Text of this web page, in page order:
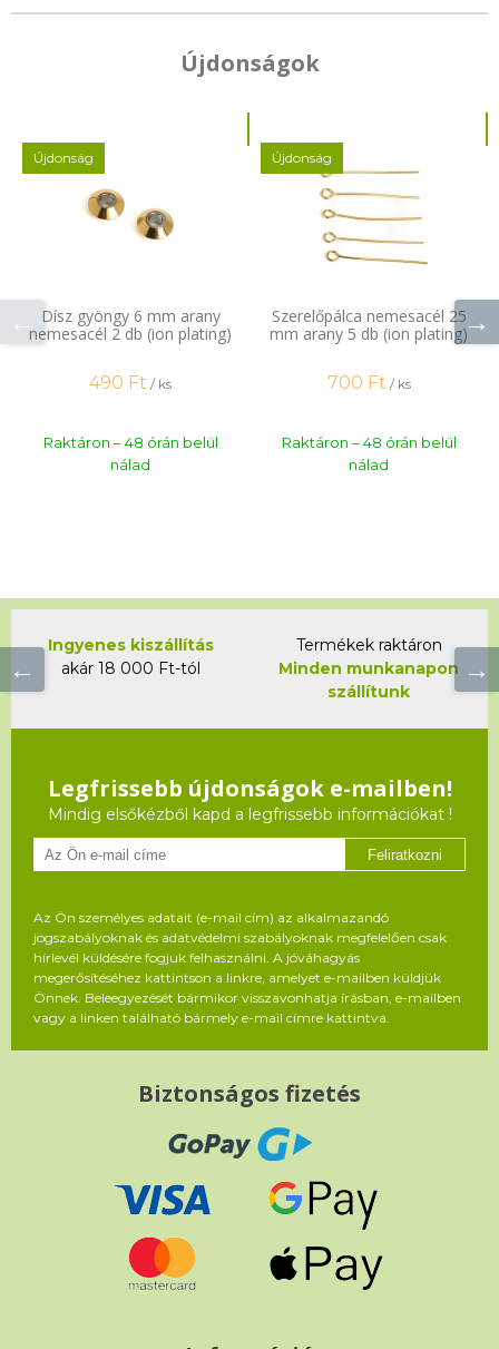
Újdonságok
Dísz gyöngy 6 mm arany
nemesacél 2 db (ion plating)
Újdonság
490 Ft / ks
Raktáron – 48 órán belül
nálad
Szerelőpálca nemesacél 25
mm arany 5 db (ion plating)
Újdonság
700 Ft / ks
Raktáron – 48 órán belül
nálad
Ingyenes kiszállítás
akár 18 000 Ft-tól
Termékek raktáron
Minden munkanapon
szállítunk
Legfrissebb újdonságok e-mailben!
Mindig elsőkézből kapd a legfrissebb információkat !
Feliratkozni
Az Ön személyes adatait (e-mail cím) az alkalmazandó
jogszabályoknak és adatvédelmi szabályoknak megfelelően csak
hírlevél küldésére fogjuk felhasználni. A jóváhagyás
megerősítéséhez kattintson a linkre, amelyet e-mailben küldjük
Önnek. Beleegyezését bármikor visszavonhatja írásban, e-mailben
vagy a linken található bármely e-mail címre kattintva.
Biztonságos fizetés